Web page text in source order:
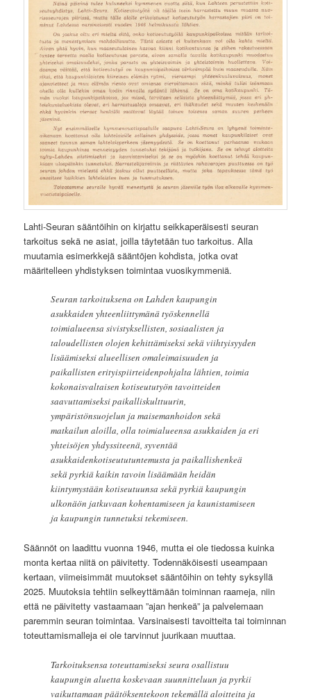
Lahti-Seuran sääntöihin on kirjattu seikkaperäisesti seuran
tarkoitus sekä ne asiat, joilla täytetään tuo tarkoitus. Alla
muutamia esimerkkejä sääntöjen kohdista, jotka ovat
määritelleen yhdistyksen toimintaa vuosikymmeniä.
Seuran tarkoituksena on Lahden kaupungin
asukkaiden yhteenliittymänä työskennellä
toimialueensa sivistyksellisten, sosiaalisten ja
taloudellisten olojen kehittämiseksi sekä viihtyisyyden
lisäämiseksi alueellisen omaleimaisuuden ja
paikallisten erityispiirteidenpohjalta lähtien, toimia
kokonaisvaltaisen kotiseututyön tavoitteiden
saavuttamiseksi paikalliskulttuurin,
ympäristönsuojelun ja maisemanhoidon sekä
matkailun aloilla, olla toimialueensa asukkaiden ja eri
yhteisöjen yhdyssiteenä, syventää
asukkaidenkotiseututuntemusta ja paikallishenkeä
sekä pyrkiä kaikin tavoin lisäämään heidän
kiintymystään kotiseutuunsa sekä pyrkiä kaupungin
ulkonäön jatkuvaan kohentamiseen ja kaunistamiseen
ja kaupungin tunnetuksi tekemiseen.
Säännöt on laadittu vuonna 1946, mutta ei ole tiedossa kuinka
monta kertaa niitä on päivitetty. Todennäköisesti useampaan
kertaan, viimeisimmät muutokset sääntöihin on tehty syksyllä
2025. Muutoksia tehtiin selkeyttämään toiminnan raameja, niin
että ne päivitetty vastaamaan ”ajan henkeä” ja palvelemaan
paremmin seuran toimintaa. Varsinaisesti tavoitteita tai toiminnan
toteuttamismalleja ei ole tarvinnut juurikaan muuttaa.
Tarkoituksensa toteuttamiseksi seura osallistuu
kaupungin aluetta koskevaan suunnitteluun ja pyrkii
vaikuttamaan päätöksentekoon tekemällä aloitteita ja